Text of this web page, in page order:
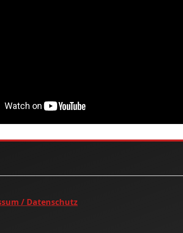
/ Datenschutz